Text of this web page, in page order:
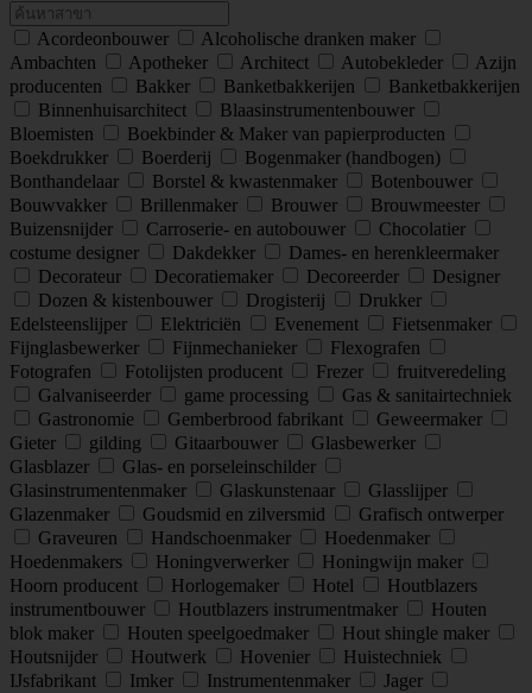
Acordeonbouwer
Alcoholische dranken maker
Ambachten
Apotheker Architect Autobekleder
Azijn
producenten
Bakker Banketbakkerijen
Banketbakkerijen
Binnenhuisarchitect
Blaasinstrumentenbouwer
Bloemisten
Boekbinder & Maker van papierproducten
Boekdrukker
Boerderij
Bogenmaker (handbogen)
Bonthandelaar
Borstel & kwastenmaker
Botenbouwer
Bouwvakker
Brillenmaker Brouwer
Brouwmeester
Buizensnijder
Carroserie- en autobouwer
Chocolatier
costume designer
Dakdekker
Dames- en herenkleermaker
Decorateur
Decoratiemaker Decoreerder
Designer
Dozen & kistenbouwer
Drogisterij
Drukker
Edelsteenslijper
Elektriciën Evenement
Fietsenmaker
Fijnglasbewerker
Fijnmechanieker
Flexografen
Fotografen
Fotolijsten producent Frezer
fruitveredeling
Galvaniseerder
game processing
Gas & sanitairtechniek
Gastronomie
Gemberbrood fabrikant
Geweermaker
Gieter
gilding Gitaarbouwer
Glasbewerker
Glasblazer
Glas- en porseleinschilder
Glasinstrumentenmaker
Glaskunstenaar
Glasslijper
Glazenmaker
Goudsmid en zilversmid
Grafisch ontwerper
Graveuren
Handschoenmaker
Hoedenmaker
Hoedenmakers
Honingverwerker
Honingwijn maker
Hoorn producent
Horlogemaker Hotel
Houtblazers
instrumentbouwer
Houtblazers instrumentmaker
Houten
blok maker
Houten speelgoedmaker
Hout shingle maker
Houtsnijder
Houtwerk Hovenier
Huistechniek
IJsfabrikant
Imker Instrumentenmaker
Jager